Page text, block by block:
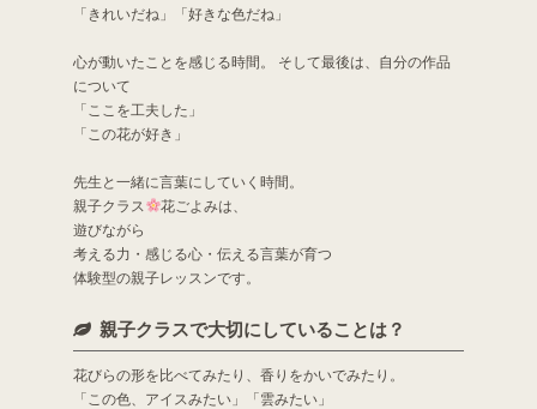
「きれいだね」「好きな色だね」
心が動いたことを感じる時間。 そして最後は、自分の作品
について
「ここを工夫した」
「この花が好き」
先生と一緒に言葉にしていく時間。
親子クラス
花ごよみは、
遊びながら
考える力・感じる心・伝える言葉が育つ
体験型の親子レッスンです。
親子クラスで大切にしていることは？
花びらの形を比べてみたり、香りをかいでみたり。
「この色、アイスみたい」「雲みたい」